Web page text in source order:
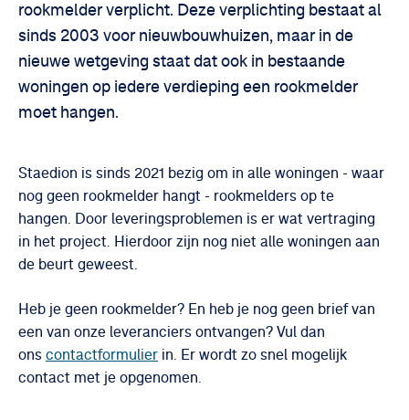
rookmelder verplicht. Deze verplichting bestaat al
sinds 2003 voor nieuwbouwhuizen, maar in de
nieuwe wetgeving staat dat ook in bestaande
woningen op iedere verdieping een rookmelder
moet hangen.
Staedion is sinds 2021 bezig om in alle woningen - waar
nog geen rookmelder hangt - rookmelders op te
hangen. Door leveringsproblemen is er wat vertraging
in het project. Hierdoor zijn nog niet alle woningen aan
de beurt geweest.
Heb je geen rookmelder? En heb je nog geen brief van
een van onze leveranciers ontvangen? Vul dan
onscontactformulier in. Er wordt zo snel mogelijk
contact met je opgenomen.